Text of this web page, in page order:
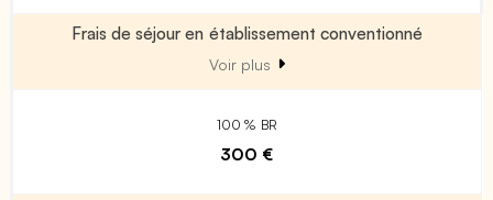
Frais de séjour en établissement conventionné
Voir plus
100 % BR
300 €